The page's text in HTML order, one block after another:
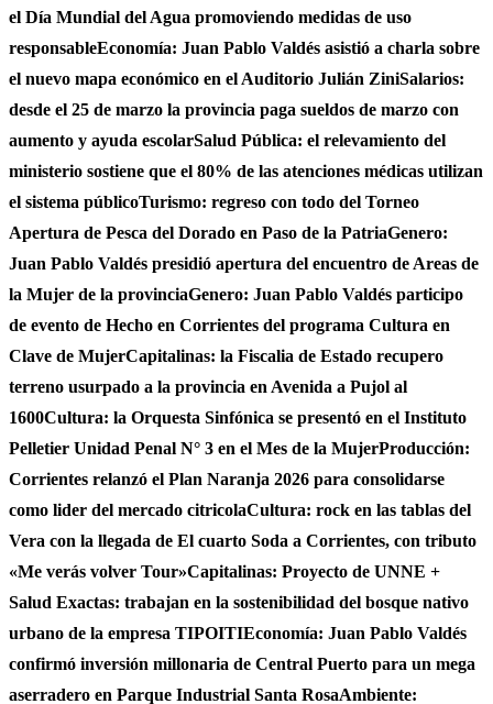
el Día Mundial del Agua promoviendo medidas de uso
responsableEconomía: Juan Pablo Valdés asistió a charla sobre
el nuevo mapa económico en el Auditorio Julián ZiniSalarios:
desde el 25 de marzo la provincia paga sueldos de marzo con
aumento y ayuda escolarSalud Pública: el relevamiento del
ministerio sostiene que el 80% de las atenciones médicas utilizan
el sistema públicoTurismo: regreso con todo del Torneo
Apertura de Pesca del Dorado en Paso de la PatriaGenero:
Juan Pablo Valdés presidió apertura del encuentro de Areas de
la Mujer de la provinciaGenero: Juan Pablo Valdés participo
de evento de Hecho en Corrientes del programa Cultura en
Clave de MujerCapitalinas: la Fiscalia de Estado recupero
terreno usurpado a la provincia en Avenida a Pujol al
1600Cultura: la Orquesta Sinfónica se presentó en el Instituto
Pelletier Unidad Penal N° 3 en el Mes de la MujerProducción:
Corrientes relanzó el Plan Naranja 2026 para consolidarse
como lider del mercado citricolaCultura: rock en las tablas del
Vera con la llegada de El cuarto Soda a Corrientes, con tributo
«Me verás volver Tour»Capitalinas: Proyecto de UNNE +
Salud Exactas: trabajan en la sostenibilidad del bosque nativo
urbano de la empresa TIPOITIEconomía: Juan Pablo Valdés
confirmó inversión millonaria de Central Puerto para un mega
aserradero en Parque Industrial Santa RosaAmbiente: